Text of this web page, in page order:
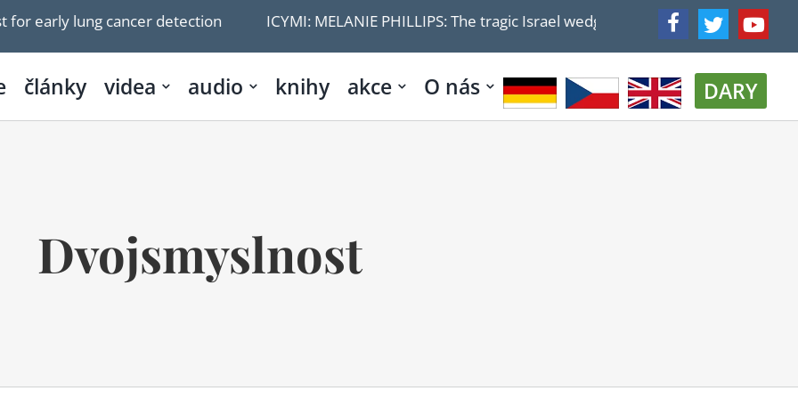
lung cancer detection ICYMI: MELANIE PHILLIPS: The tragic Israel wedge A few concrete blocks
články videa audio knihy akce O nás DARY
Dvojsmyslnost